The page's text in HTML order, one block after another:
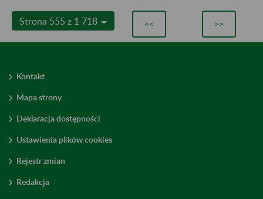
Strona 555 z 1 718 << >>
Kontakt
Mapa strony
Deklaracja dostępności
Ustawienia plików cookies
Rejestr zmian
Redakcja